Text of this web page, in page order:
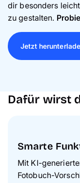
dir besonders
zu gestalten.
Jetzt
Dafür wirst
Smarte
Mit KI-
Fotobuch-